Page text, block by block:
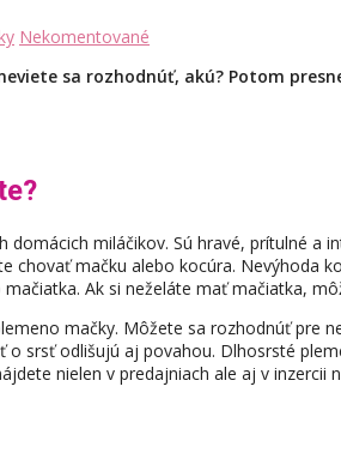
Nekomentované
sa rozhodnúť, akú? Potom
domácich miláčikov. Sú hravé, prítulné
chovať mačku alebo kocúra. Nevýhoda
Ak si neželáte mať mačiatka,
mačky. Môžete sa rozhodnúť pre
srsť odlišujú aj povahou. Dlhosrsté
nielen v predajniach ale aj v inzercii